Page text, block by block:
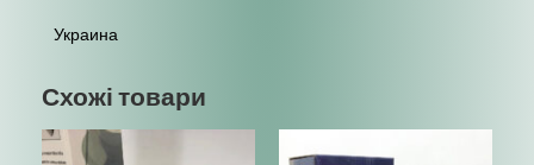
Украина
Схожі товари